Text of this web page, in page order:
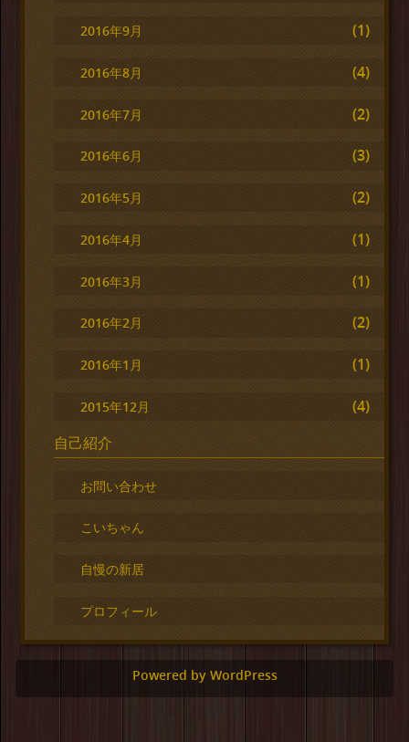
2016年9月 (1)
2016年8月 (4)
2016年7月 (2)
2016年6月 (3)
2016年5月 (2)
2016年4月 (1)
2016年3月 (1)
2016年2月 (2)
2016年1月 (1)
2015年12月
(4)
自己紹介
お問い合わせ
こいちゃん
自慢の新居
プロフィール
Powered by WordPress